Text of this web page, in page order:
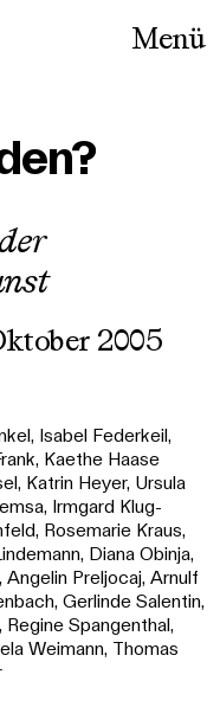
Menü
2005
Isabel Federkeil,
Kaethe Haase
Katrin Heyer, Ursula
Irmgard Klug-
Rosemarie Kraus,
Diana Obinja,
Preljocaj, Arnulf
Gerlinde Salentin,
Spangenthal,
Weimann, Thomas